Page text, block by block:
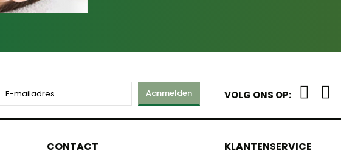
Aanmelden VOLG ONS OP:
CONTACT KLANTENSERVICE